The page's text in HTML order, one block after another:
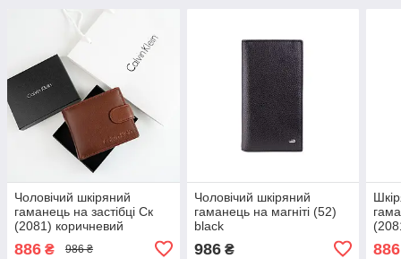
Чоловічий шкіряний
гаманець на застібці Ск
(2081) коричневий
886 ₴ 986 ₴
Чоловічий шкіряний
гаманець на магніті (52)
black
986₴ 886